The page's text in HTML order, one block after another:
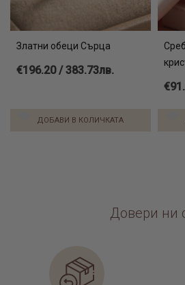
Златни обеци Сърца
€196.20 / 383.73лв.
ДОБАВИ В КОЛИЧКАТА
Довери ни